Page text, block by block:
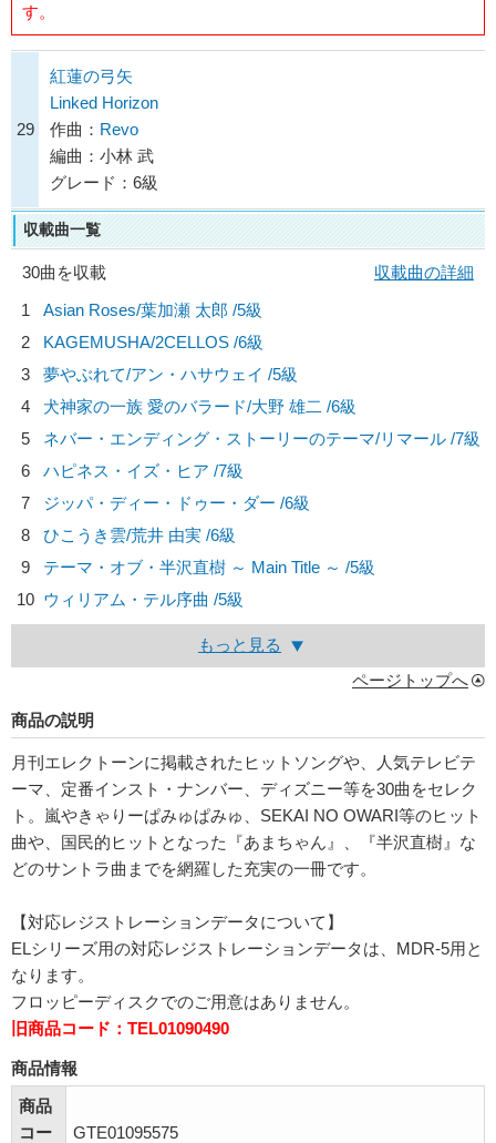
す。
29
紅蓮の弓矢
Linked Horizon
作曲： Revo
編曲：小林 武
グレード：6級
収載曲一覧
30曲を収載
収載曲の詳細
1
Asian Roses/葉加瀬 太郎 /5級
2
KAGEMUSHA/2CELLOS /6級
3
夢やぶれて/アン・ハサウェイ /5級
4
犬神家の一族 愛のバラード/大野 雄二 /6級
5
ネバー・エンディング・ストーリーのテーマ/リマール /7級
6
ハピネス・イズ・ヒア /7級
7
ジッパ・ディー・ドゥー・ダー /6級
8
ひこうき雲/荒井 由実 /6級
9
テーマ・オブ・半沢直樹 ～ Main Title ～ /5級
10 ウィリアム・テル序曲 /5級
もっと見る
ページトップへ
商品の説明
月刊エレクトーンに掲載されたヒットソングや、人気テレビテ
ーマ、定番インスト・ナンバー、ディズニー等を30曲をセレク
ト。嵐やきゃりーぱみゅぱみゅ、SEKAI NO OWARI等のヒット
曲や、国民的ヒットとなった『あまちゃん』、『半沢直樹』な
どのサントラ曲までを網羅した充実の一冊です。
【対応レジストレーションデータについて】
ELシリーズ用の対応レジストレーションデータは、MDR-5用と
なります。
フロッピーディスクでのご用意はありません。
旧商品コード：TEL01090490
商品情報
商品
コー
GTE01095575